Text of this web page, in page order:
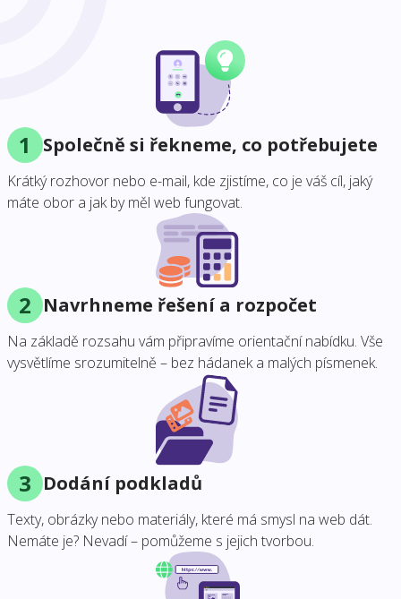
1 Společně si řekneme, co potřebujete
Krátký rozhovor nebo e-mail, kde zjistíme, co je váš cíl, jaký
máte obor a jak by měl web fungovat.
2 Navrhneme řešení a rozpočet
Na základě rozsahu vám připravíme orientační nabídku. Vše
vysvětlíme srozumitelně – bez hádanek a malých písmenek.
3 Dodání podkladů
Texty, obrázky nebo materiály, které má smysl na web dát.
Nemáte je? Nevadí – pomůžeme s jejich tvorbou.